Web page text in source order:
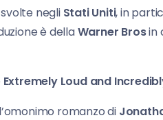
negli Stati Uniti, in
è dellaWarner Brosin
Extremely Loud and
romanzo di